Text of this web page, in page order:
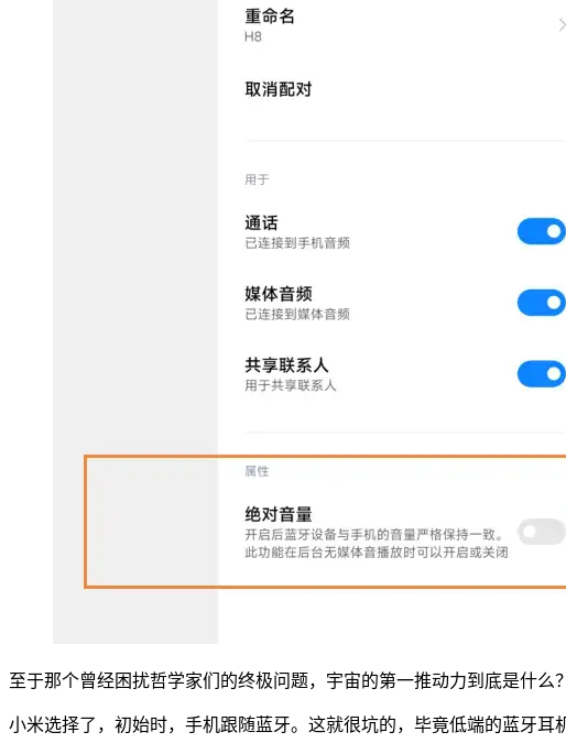
至于那个曾经困扰哲学家们的终极问题，宇宙的第一推动力到底是什么
小米选择了，初始时，手机跟随蓝牙。这就很坑的，毕竟低端的蓝牙